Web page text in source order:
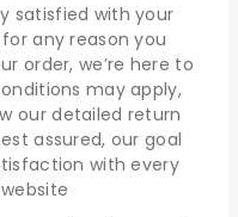
satisfied with your
any reason you
order, we’re here to
may apply,
our detailed return
assured, our goal
with every